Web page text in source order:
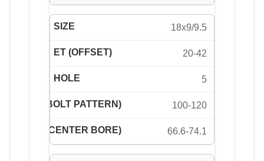
18x9/9.5
20-42
5
100-120
66.6-74.1